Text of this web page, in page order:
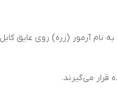
نام آرمور (زره) روی عایق کابل
قرار می‌گیرند.